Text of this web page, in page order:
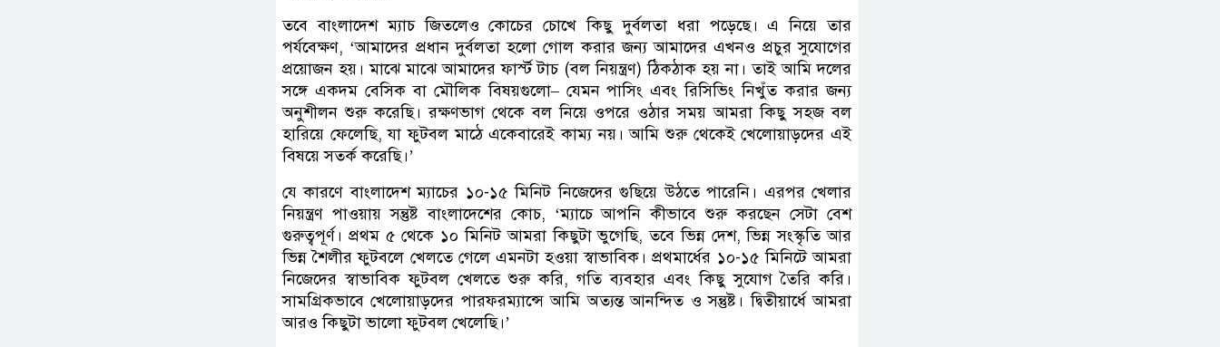
তবে বাংলাদেশ ম্যাচ জিতলেও কোচের চোখে কিছু দুর্বলতা ধরা পড়েছে। এ নিয়ে তার
পর্যবেক্ষণ, ‘আমাদের প্রধান দুর্বলতা হলো গোল করার জন্য আমাদের এখনও প্রচুর সুযোগের
প্রয়োজন হয়। মাঝে মাঝে আমাদের ফার্স্ট টাচ (বল নিয়ন্ত্রণ) ঠিকঠাক হয় না। তাই আমি দলের
সঙ্গে একদম বেসিক বা মৌলিক বিষয়গুলো– যেমন পাসিং এবং রিসিভিং নিখুঁত করার জন্য
অনুশীলন শুরু করেছি। রক্ষণভাগ থেকে বল নিয়ে ওপরে ওঠার সময় আমরা কিছু সহজ বল
হারিয়ে ফেলেছি, যা ফুটবল মাঠে একেবারেই কাম্য নয়। আমি শুরু থেকেই খেলোয়াড়দের এই
বিষয়ে সতর্ক করেছি।’
যে কারণে বাংলাদেশ ম্যাচের ১০-১৫ মিনিট নিজেদের গুছিয়ে উঠতে পারেনি। এরপর খেলার
নিয়ন্ত্রণ পাওয়ায় সন্তুষ্ট বাংলাদেশের কোচ, ‘ম্যাচে আপনি কীভাবে শুরু করছেন সেটা বেশ
গুরুত্বপূর্ণ। প্রথম ৫ থেকে ১০ মিনিট আমরা কিছুটা ভুগেছি, তবে ভিন্ন দেশ, ভিন্ন সংস্কৃতি আর
ভিন্ন শৈলীর ফুটবলে খেলতে গেলে এমনটা হওয়া স্বাভাবিক। প্রথমার্ধের ১০-১৫ মিনিটে আমরা
নিজেদের স্বাভাবিক ফুটবল খেলতে শুরু করি, গতি ব্যবহার এবং কিছু সুযোগ তৈরি করি।
সামগ্রিকভাবে খেলোয়াড়দের পারফরম্যান্সে আমি অত্যন্ত আনন্দিত ও সন্তুষ্ট। দ্বিতীয়ার্ধে আমরা
আরও কিছুটা ভালো ফুটবল খেলেছি।’